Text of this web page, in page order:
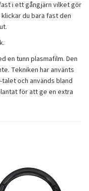
i ett gångjärn vilket gör
du bara fast den
en tunn plasmafilm. Den
Tekniken har använts
och används bland
för att ge en extra